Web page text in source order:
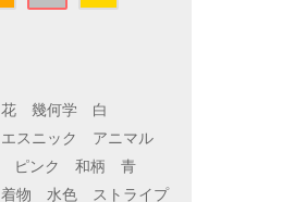
花 幾何学
白
エスニック
アニマル
ピンク 和柄
青
着物 水色 ストライプ